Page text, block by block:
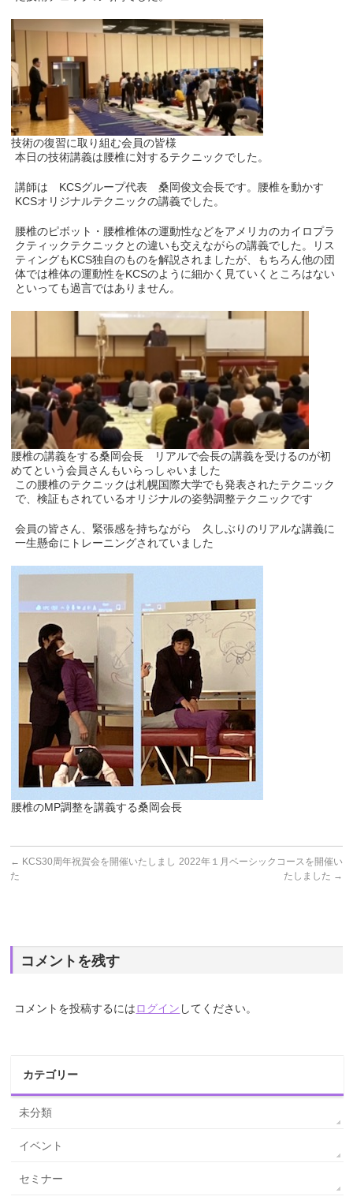
技術の復習に取り組む会員の皆様
本日の技術講義は腰椎に対するテクニックでした。
講師は KCSグループ代表 桑岡俊文会長です。腰椎を動かす
KCSオリジナルテクニックの講義でした。
腰椎のピボット・腰椎椎体の運動性などをアメリカのカイロプラ
クティックテクニックとの違いも交えながらの講義でした。リス
ティングもKCS独自のものを解説されましたが、もちろん他の団
体では椎体の運動性をKCSのように細かく見ていくところはない
といっても過言ではありません。
腰椎の講義をする桑岡会長 リアルで会長の講義を受けるのが初
めてという会員さんもいらっしゃいました
この腰椎のテクニックは札幌国際大学でも発表されたテクニック
で、検証もされているオリジナルの姿勢調整テクニックです
会員の皆さん、緊張感を持ちながら 久しぶりのリアルな講義に
一生懸命にトレーニングされていました
腰椎のMP調整を講義する桑岡会長
← KCS30周年祝賀会を開催いたしまし
た
2022年１月ベーシックコースを開催い
たしました →
コメントを残す
コメントを投稿するにはログイン してください。
カテゴリー
未分類
イベント
セミナー